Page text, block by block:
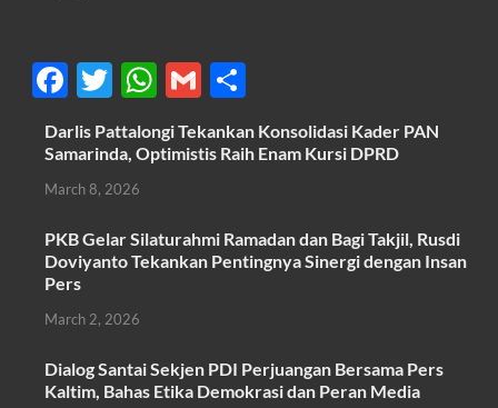
F
ac
e
b
o
o
k
T
w
itt
er
W
h
at
A
p
G
m
ail
h
ar
Darlis Pattalongi Tekankan Konsolidasi Kader PAN
Samarinda, Optimistis Raih Enam Kursi DPRD
March 8, 2026
PKB Gelar Silaturahmi Ramadan dan Bagi Takjil, Rusdi
Doviyanto Tekankan Pentingnya Sinergi dengan Insan
Pers
March 2, 2026
Dialog Santai Sekjen PDI Perjuangan Bersama Pers
Kaltim, Bahas Etika Demokrasi dan Peran Media